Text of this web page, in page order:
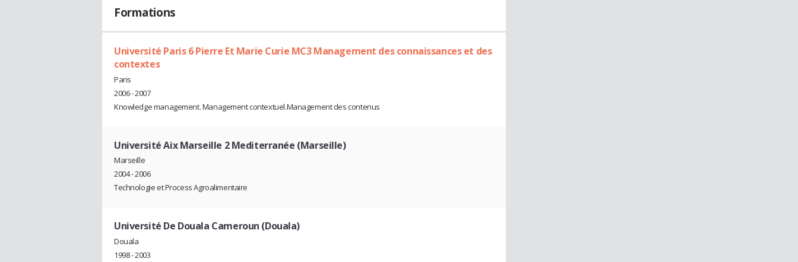
Formations
Université Paris 6 Pierre Et Marie Curie MC3 Management des connaissances et des
contextes
Paris
2006 - 2007
Knowledge management. Management contextuel.Management des contenus
Université Aix Marseille 2 Mediterranée (Marseille)
Marseille
2004 - 2006
Technologie et Process Agroalimentaire
Université De Douala Cameroun (Douala)
Douala
1998 - 2003